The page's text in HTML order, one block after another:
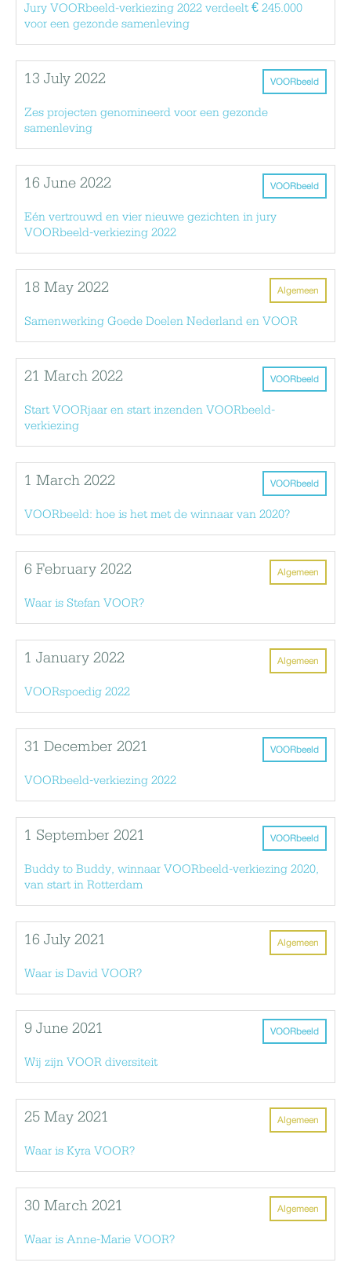
Jury VOORbeeld-verkiezing 2022 verdeelt € 245.000
voor een gezonde samenleving
VOORbeeld
13 July 2022
Zes projecten genomineerd voor een gezonde
samenleving
VOORbeeld
16 June 2022
Eén vertrouwd en vier nieuwe gezichten in jury
VOORbeeld-verkiezing 2022
Algemeen
18 May 2022
Samenwerking Goede Doelen Nederland en VOOR
VOORbeeld
21 March 2022
Start VOORjaar en start inzenden VOORbeeld-
verkiezing
VOORbeeld
1 March 2022
VOORbeeld: hoe is het met de winnaar van 2020?
Algemeen
6 February 2022
Waar is Stefan VOOR?
Algemeen
1 January 2022
VOORspoedig 2022
VOORbeeld
31 December 2021
VOORbeeld-verkiezing 2022
VOORbeeld
1 September 2021
Buddy to Buddy, winnaar VOORbeeld-verkiezing 2020,
van start in Rotterdam
Algemeen
16 July 2021
Waar is David VOOR?
VOORbeeld
9 June 2021
Wij zijn VOOR diversiteit
Algemeen
25 May 2021
Waar is Kyra VOOR?
Algemeen
30 March 2021
Waar is Anne-Marie VOOR?